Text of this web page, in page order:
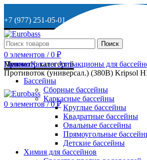
+7 (977) 251-05-01
+7 (929) 615-63-95
МО, г. Дмитров, ул. Веретенникова, д. 9
ОСТАВИТЬ ЗАЯВКУ
+7 (977) 251-05-01
Поиск
0 элементов / 0 ₽
Меню
0 элементов / 0₽
Просмотр категорий
Бассейны
Сборные бассейны
Каркасные бассейны
Круглые бассейны
Квадратные бассейны
Овальные бассейны
Прямоугольные
Детские бассейны
Химия для бассейнов
ГлавнаяКаталогАттракционы для
Противоток (универсал.) (380В) Kripsol